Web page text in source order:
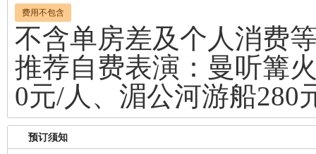
费用不包含
不含单房差及个人消费
推荐自费表演：曼听篝
0元/人、湄公河游船280
预订须知